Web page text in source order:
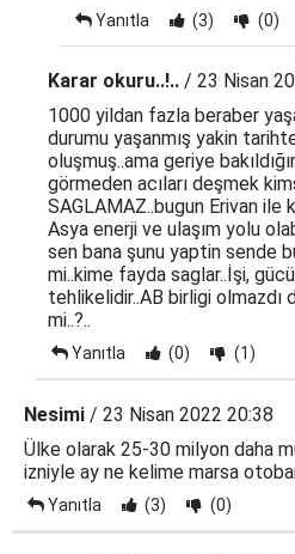
Yanıtla (3) (0)
Karar okuru..!.. / 23 Nisan
1000 yildan fazla beraber
durumu yaşanmış yakin
oluşmuş..ama geriye
görmeden acıları deşmek
SAGLAMAZ..bugun Erivan ile
Asya enerji ve ulaşım yolu
sen bana şunu yaptin sende
mi..kime fayda saglar..İşi,
tehlikelidir..AB birligi olmazdı
mi..?..
Yanıtla (0) (1)
Nesimi / 23 Nisan 2022 20:38
Ülke olarak 25-30 milyon daha
izniyle ay ne kelime marsa
Yanıtla (3) (0)